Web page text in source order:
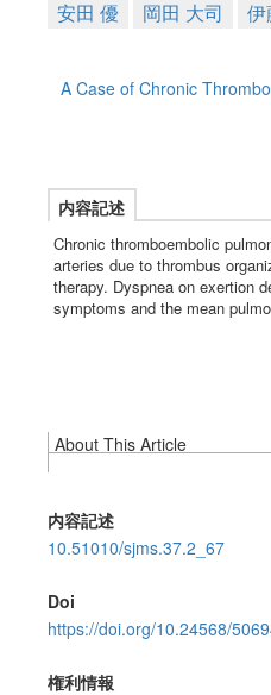
安田 優 岡田 大司 伊
A Case of Chronic
内容記述
Chronic thromboembolic
arteries due to thrombus
therapy. Dyspnea on exertion
symptoms and the mean
About This Article
内容記述
10.51010/sjms.37.2_67
Doi
https://doi.org/10.24568/
権利情報